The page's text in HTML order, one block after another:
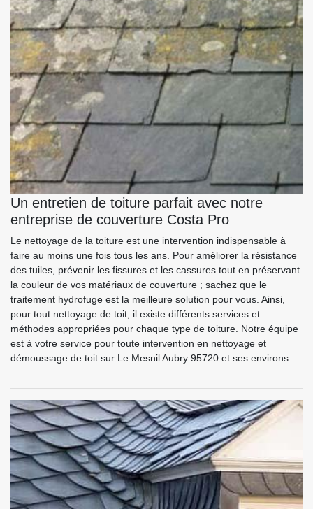
Un entretien de toiture parfait avec notre
entreprise de couverture Costa Pro
Le nettoyage de la toiture est une intervention indispensable à
faire au moins une fois tous les ans. Pour améliorer la résistance
des tuiles, prévenir les fissures et les cassures tout en préservant
la couleur de vos matériaux de couverture ; sachez que le
traitement hydrofuge est la meilleure solution pour vous. Ainsi,
pour tout nettoyage de toit, il existe différents services et
méthodes appropriées pour chaque type de toiture. Notre équipe
est à votre service pour toute intervention en nettoyage et
démoussage de toit sur Le Mesnil Aubry 95720 et ses environs.